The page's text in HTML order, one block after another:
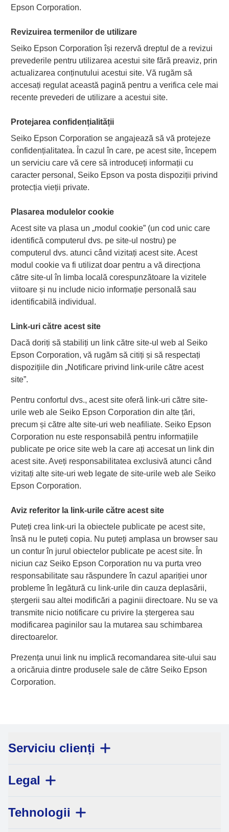
Epson Corporation.
Revizuirea termenilor de utilizare
Seiko Epson Corporation își rezervă dreptul de a revizui
prevederile pentru utilizarea acestui site fără preaviz, prin
actualizarea conținutului acestui site. Vă rugăm să
accesați regulat această pagină pentru a verifica cele mai
recente prevederi de utilizare a acestui site.
Protejarea confidențialității
Seiko Epson Corporation se angajează să vă protejeze
confidențialitatea. În cazul în care, pe acest site, începem
un serviciu care vă cere să introduceți informații cu
caracter personal, Seiko Epson va posta dispoziții privind
protecția vieții private.
Plasarea modulelor cookie
Acest site va plasa un „modul cookie” (un cod unic care
identifică computerul dvs. pe site-ul nostru) pe
computerul dvs. atunci când vizitați acest site. Acest
modul cookie va fi utilizat doar pentru a vă direcționa
către site-ul în limba locală corespunzătoare la vizitele
viitoare și nu include nicio informație personală sau
identificabilă individual.
Link-uri către acest site
Dacă doriți să stabiliți un link către site-ul web al Seiko
Epson Corporation, vă rugăm să citiți și să respectați
dispozițiile din „Notificare privind link-urile către acest
site”.
Pentru confortul dvs., acest site oferă link-uri către site-
urile web ale Seiko Epson Corporation din alte țări,
precum și către alte site-uri web neafiliate. Seiko Epson
Corporation nu este responsabilă pentru informațiile
publicate pe orice site web la care ați accesat un link din
acest site. Aveți responsabilitatea exclusivă atunci când
vizitați alte site-uri web legate de site-urile web ale Seiko
Epson Corporation.
Aviz referitor la link-urile către acest site
Puteți crea link-uri la obiectele publicate pe acest site,
însă nu le puteți copia. Nu puteți amplasa un browser sau
un contur în jurul obiectelor publicate pe acest site. În
niciun caz Seiko Epson Corporation nu va purta vreo
responsabilitate sau răspundere în cazul apariției unor
probleme în legătură cu link-urile din cauza deplasării,
ștergerii sau altei modificări a paginii directoare. Nu se va
transmite nicio notificare cu privire la ștergerea sau
modificarea paginilor sau la mutarea sau schimbarea
directoarelor.
Prezența unui link nu implică recomandarea site-ului sau
a oricăruia dintre produsele sale de către Seiko Epson
Corporation.
Serviciu clienți
Legal
Tehnologii